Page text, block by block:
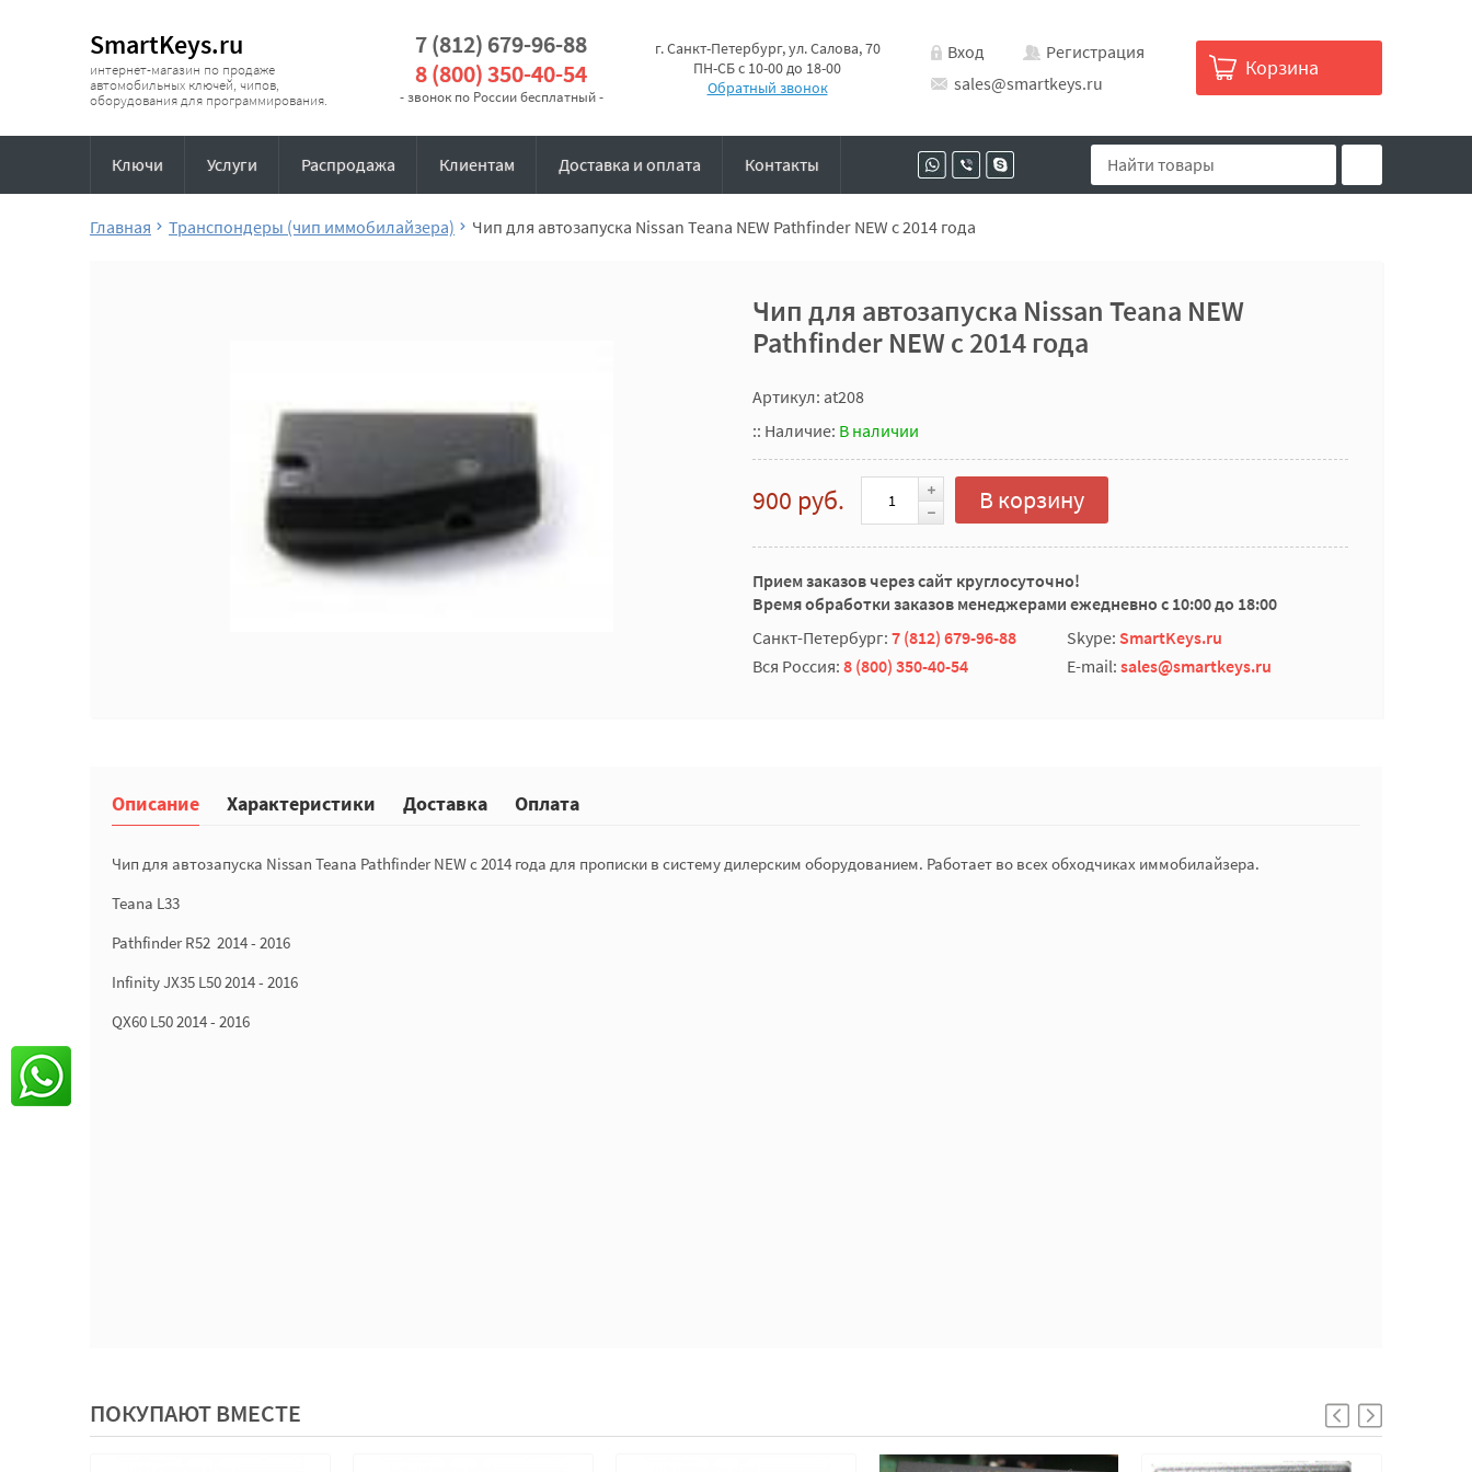
SmartKeys.ru
интернет-магазин по продаже
автомобильных ключей, чипов,
оборудования для программирования.
7 (812) 679-96-88
8 (800) 350-40-54
- звонок по России бесплатный -
г. Санкт-Петербург, ул. Салова, 70
ПН-СБ с 10-00 до 18-00
Обратный звонок
Вход
Регистрация
sales@smartkeys.ru
Корзина
Ключи Услуги Распродажа Клиентам Доставка и оплата Контакты
Главная Транспондеры (чип иммобилайзера) Чип для автозапуска Nissan Teana NEW Pathfinder NEW с 2014 года
Чип для автозапуска Nissan Teana NEW
Pathfinder NEW с 2014 года
Артикул: at208
:: Наличие: В наличии
900 руб. В корзину
Прием заказов через сайт круглосуточно!
Время обработки заказов менеджерами ежедневно с 10:00 до 18:00
Санкт-Петербург: 7 (812) 679-96-88 Skype: SmartKeys.ru
Вся Россия: 8 (800) 350-40-54 E-mail: sales@smartkeys.ru
Описание Характеристики Доставка Оплата
Чип для автозапуска Nissan Teana Pathfinder NEW с 2014 года для прописки в систему дилерским оборудованием. Работает во всех обходчиках иммобилайзера.
Teana L33
Pathfinder R52 2014 - 2016
Infinity JX35 L50 2014 - 2016
QX60 L50 2014 - 2016
ПОКУПАЮТ ВМЕСТЕ